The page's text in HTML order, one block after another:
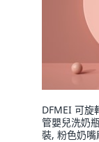
DFMEI 可旋
管嬰兒洗奶
裝, 粉色奶